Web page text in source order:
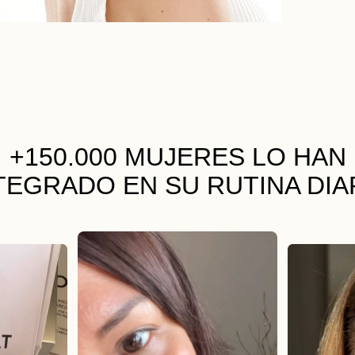
+150.000 MUJERES LO HAN
EN SU RUTINA